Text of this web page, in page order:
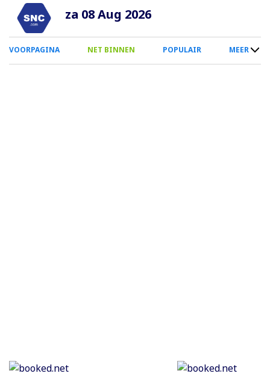
Overslaan
naar
inhoud
za 08 Aug 2026
0
Smartphone
VOORPAGINA NET BINNEN POPULAIR MEER